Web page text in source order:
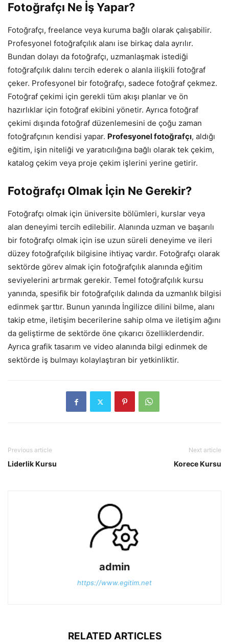
Fotoğrafçı Ne İş Yapar?
Fotoğrafçı, freelance veya kuruma bağlı olarak çalışabilir.
Profesyonel fotoğrafçılık alanı ise birkaç dala ayrılır.
Bundan dolayı da fotoğrafçı, uzmanlaşmak istediği
fotoğrafçılık dalını tercih ederek o alanla ilişkili fotoğraf
çeker. Profesyonel bir fotoğrafçı, sadece fotoğraf çekmez.
Fotoğraf çekimi için gerekli tüm akışı planlar ve ön
hazırlıklar için fotoğraf ekibini yönetir. Ayrıca fotoğraf
çekimi dışında fotoğraf düzenlemesini de çoğu zaman
fotoğrafçının kendisi yapar. Profesyonel fotoğrafçı, aldığı
eğitim, işin niteliği ve yaratıcılığına bağlı olarak tek çekim,
katalog çekim veya proje çekim işlerini yerine getirir.
Fotoğrafçı Olmak İçin Ne Gerekir?
Fotoğrafçı olmak için üniversite bölümleri, kurslar veya
alan deneyimi tercih edilebilir. Alanında uzman ve başarılı
bir fotoğrafçı olmak için ise uzun süreli deneyime ve ileri
düzey fotoğrafçılık bilgisine ihtiyaç vardır. Fotoğrafçı olarak
sektörde görev almak için fotoğrafçılık alanında eğitim
seviyelerini artırmak gerekir. Temel fotoğrafçılık kursu
yanında, spesifik bir fotoğrafçılık dalında da uzmanlık bilgisi
edinmek şarttır. Bunun yanında İngilizce dilini bilme, alanı
takip etme, iletişim becerilerine sahip olma ve iletişim ağını
da geliştirme de sektörde öne çıkarıcı özelliklerdendir.
Ayrıca grafik tasarım ve video alanında bilgi edinmek de
sektörde iş bulmayı kolaylaştıran bir yetkinliktir.
Previous article
Liderlik Kursu
Next article
Korece Kursu
admin
https://www.egitim.net
RELATED ARTICLES